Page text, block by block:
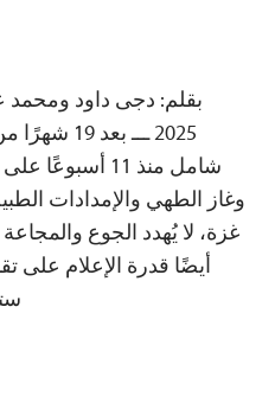
2025 ـــ
شامل منذ 11
وغاز الطهي والإمدادات
غزة، لا يُهدد الجوع
أيضًا قدرة الإعلام على